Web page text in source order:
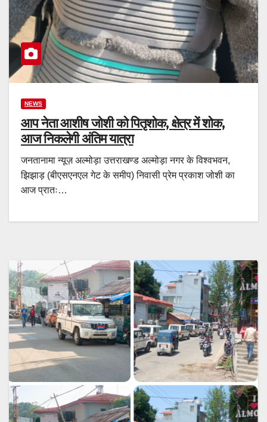
NEWS
आप नेता आशीष जोशी को पितृशोक, क्षेत्र में शोक,
आज निकलेगी अंतिम यात्रा
जनतानामा न्यूज़ अल्मोड़ा उत्तराखण्ड अल्मोड़ा नगर के विश्वभवन,
झिझाड़ (बीएसएनएल गेट के समीप) निवासी प्रेम प्रकाश जोशी का
आज प्रातः…